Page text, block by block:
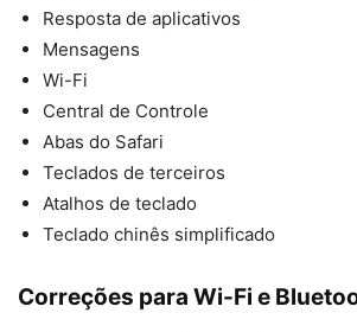
Resposta de aplicativos
Mensagens
Wi-Fi
Central de Controle
Abas do Safari
Teclados de terceiros
Atalhos de teclado
Teclado chinês simplificado
Correções para Wi-Fi e